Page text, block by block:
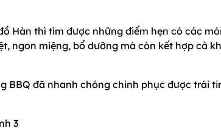
Hàn thì tìm được những điểm hẹn có các
ngon miệng, bổ dưỡng mà còn kết hợp cả
BBQ đã nhanh chóng chinh phục được trái